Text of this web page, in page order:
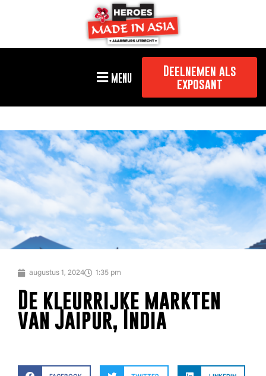
MENU
Deelnemen als
exposant
augustus 1, 2024 1:35 pm
De kleurrijke markten
van Jaipur, India